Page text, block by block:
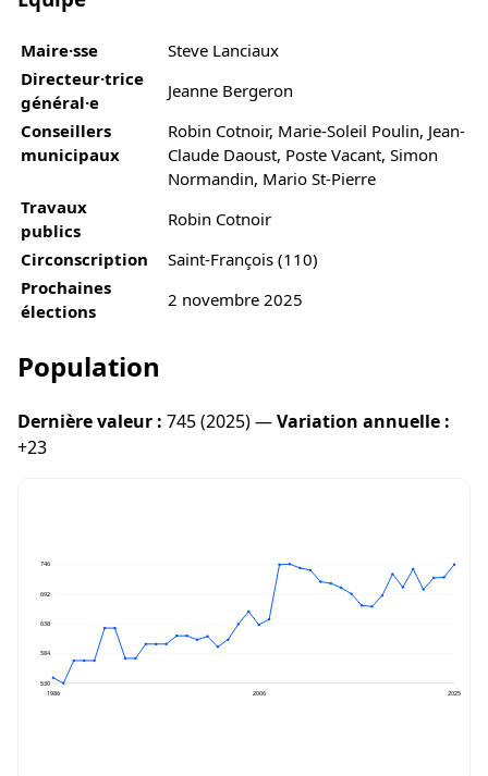
Maire·sse
Steve Lanciaux
Directeur·trice
général·e
Jeanne Bergeron
Conseillers
municipaux
Robin Cotnoir, Marie-Soleil Poulin, Jean-
Claude Daoust, Poste Vacant, Simon
Normandin, Mario St-Pierre
Travaux
publics
Robin Cotnoir
Circonscription
Saint-François (110)
Prochaines
élections
2 novembre 2025
Population
Dernière valeur : 745 (2025) —Variation annuelle :
+23
746
692
638
584
530
1986
2006 2025